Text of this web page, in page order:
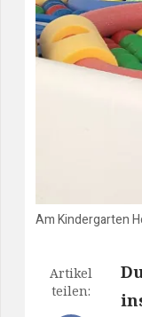
Am Kindergarten
Artikel
teilen: